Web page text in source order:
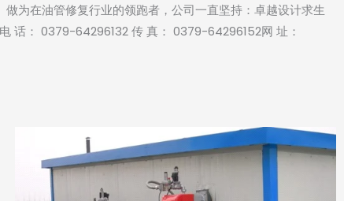
为在油管修复行业的领跑者，公司一直坚持：卓越设计求生
话： 0379-64296132 传 真： 0379-64296152网 址：